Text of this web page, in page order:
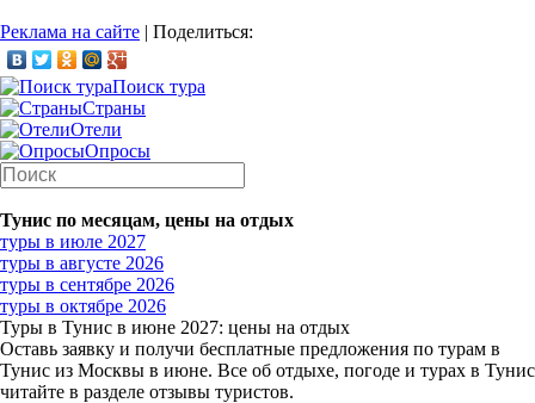
Реклама на сайте | Поделиться:
Поиск тура
Страны
Отели
Опросы
Тунис по месяцам, цены на отдых
туры в июле 2027
туры в августе 2026
туры в сентябре 2026
туры в октябре 2026
Туры в Тунис в июне 2027: цены на отдых
Оставь заявку и получи бесплатные предложения по турам в
Тунис из Москвы в июне. Все об отдыхе, погоде и турах в Тунис
читайте в разделе отзывы туристов.